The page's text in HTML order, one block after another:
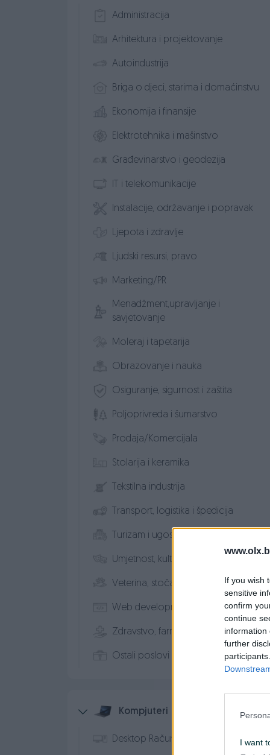
If you wish
sensitive
confirm
continue
information
further
I want
Administracija
Arhitektura i projektovanje
Autoindustrija
Briga o djeci, starima i domaćinstvu
Ekonomija i finansije
Elektrotehnika i mašinstvo
Građevinarstvo i geodezija
IT i telekomunikacije
Instalacije, održavanje i popravak
Ljepota i zdravlje
Ljudski resursi, pravo
Marketing/PR
Menadžment,upravljanje i
savjetovanje
Moleraj i tapetarija
Obrazovanje i nauka
Osiguranje, sigurnost i zaštita
Poljoprivreda i šumarstvo
Prodaja/Komercijala
Stolarija i keramika
Tekstilna industrija
Transport, logistika i špedicija
Turizam i ugostiteljstvo
Umjetnost, kultura, mediji
Veterina, stočarstvo i ribarstvo
Web development i dizajn
Zdravstvo, farmacija i socijalna zaštita
Ostali poslovi
Kompjuteri
Desktop Računari